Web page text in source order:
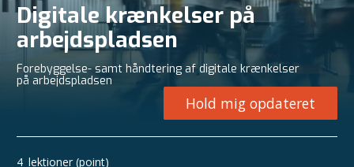
Digitale krænkelser på
arbejdspladsen
Forebyggelse- samt håndtering af digitale krænkelser
på arbejdspladsen
Hold mig opdateret
4 lektioner (point)